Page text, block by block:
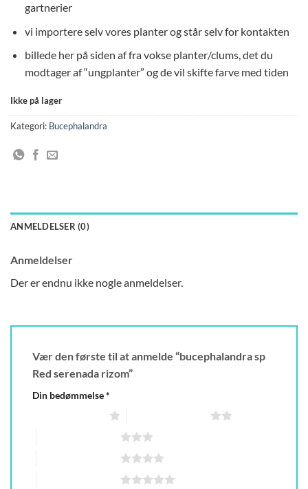
gartnerier
vi importere selv vores planter og står selv for kontakten
billede her på siden af fra vokse planter/clums, det du
modtager af “ungplanter” og de vil skifte farve med tiden
Ikke på lager
Kategori: Bucephalandra
ANMELDELSER (0)
Anmeldelser
Der er endnu ikke nogle anmeldelser.
Vær den første til at anmelde “bucephalandra sp
Red serenada rizom”
Din bedømmelse*